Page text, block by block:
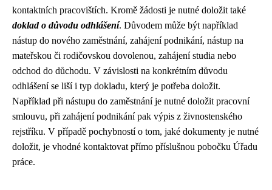
kontaktních pracovištích. Kromě žádosti je nutné doložit také
doklad o důvodu odhlášení. Důvodem může být například
nástup do nového zaměstnání, zahájení podnikání, nástup na
mateřskou či rodičovskou dovolenou, zahájení studia nebo
odchod do důchodu. V závislosti na konkrétním důvodu
odhlášení se liší i typ dokladu, který je potřeba doložit.
Například při nástupu do zaměstnání je nutné doložit pracovní
smlouvu, při zahájení podnikání pak výpis z živnostenského
rejstříku. V případě pochybností o tom, jaké dokumenty je nutné
doložit, je vhodné kontaktovat přímo příslušnou pobočku Úřadu
práce.